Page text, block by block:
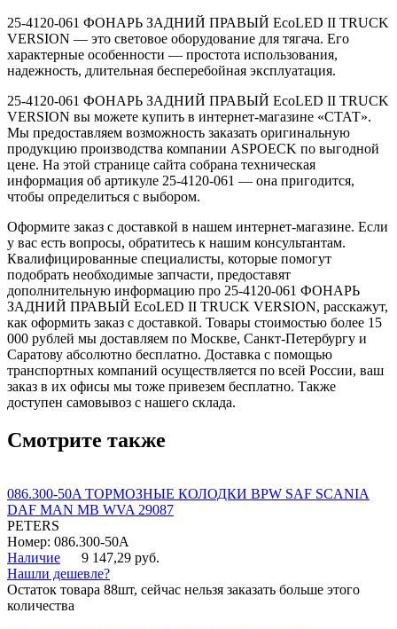
25-4120-061 ФОНАРЬ ЗАДНИЙ ПРАВЫЙ EcoLED II TRUCK
VERSION — это световое оборудование для тягача. Его
характерные особенности — простота использования,
надежность, длительная бесперебойная эксплуатация.
25-4120-061 ФОНАРЬ ЗАДНИЙ ПРАВЫЙ EcoLED II TRUCK
VERSION вы можете купить в интернет-магазине «СТАТ».
Мы предоставляем возможность заказать оригинальную
продукцию производства компании ASPOECK по выгодной
цене. На этой странице сайта собрана техническая
информация об артикуле 25-4120-061 — она пригодится,
чтобы определиться с выбором.
Оформите заказ с доставкой в нашем интернет-магазине. Если
у вас есть вопросы, обратитесь к нашим консультантам.
Квалифицированные специалисты, которые помогут
подобрать необходимые запчасти, предоставят
дополнительную информацию про 25-4120-061 ФОНАРЬ
ЗАДНИЙ ПРАВЫЙ EcoLED II TRUCK VERSION, расскажут,
как оформить заказ с доставкой. Товары стоимостью более 15
000 рублей мы доставляем по Москве, Санкт-Петербургу и
Саратову абсолютно бесплатно. Доставка с помощью
транспортных компаний осуществляется по всей России, ваш
заказ в их офисы мы тоже привезем бесплатно. Также
доступен самовывоз с нашего склада.
Смотрите также
086.300-50A ТОРМОЗНЫЕ КОЛОДКИ BPW SAF SCANIA
DAF MAN MB WVA 29087
PETERS
Номер: 086.300-50A
Наличие
9 147,29 руб.
Нашли дешевле?
Остаток товара 88шт, сейчас нельзя заказать больше этого
количества